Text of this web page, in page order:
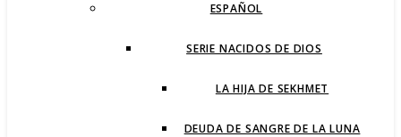
ESPAÑOL
SERIE NACIDOS DE DIOS
LA HIJA DE SEKHMET
DEUDA DE SANGRE DE LA LUNA